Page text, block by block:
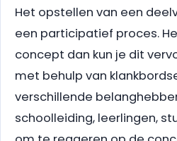
Het opstellen van een
een participatief proces.
concept dan kun je dit
met behulp van
verschillende
schoolleiding, leerlingen,